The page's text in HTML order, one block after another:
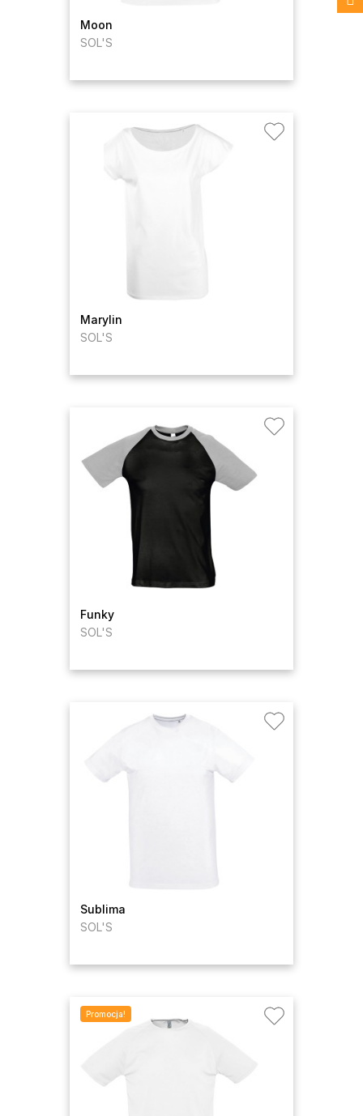
Moon
SOL'S
Marylin
SOL'S
Funky
SOL'S
Sublima
SOL'S
Promocja!